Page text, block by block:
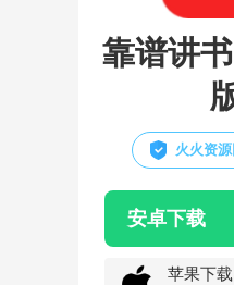
靠谱讲
火火资
安卓下载
苹果下载